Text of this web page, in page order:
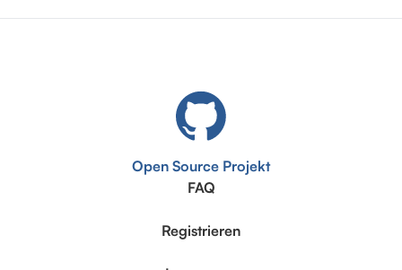
Open Source Projekt
FAQ
Registrieren